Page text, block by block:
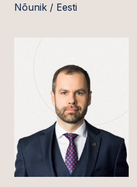
Nõunik / Eesti